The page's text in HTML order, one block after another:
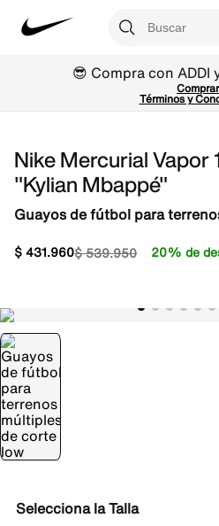
😎 Compra con ADDI
Comprar
Términos y
Nike Mercurial Vapor
"Kylian Mbappé"
Guayos de fútbol para
$539.950
$431.960 20% de
Talla